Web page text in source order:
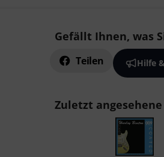
Gefällt Ihnen, was
Teilen Hilfe
Zuletzt